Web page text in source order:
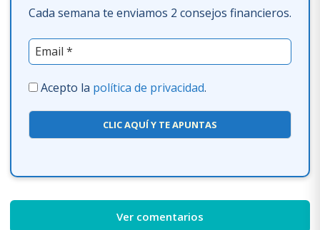
Cada semana te enviamos 2 consejos financieros.
Acepto la política de privacidad.
CLIC AQUÍ Y TE APUNTAS
Ver comentarios